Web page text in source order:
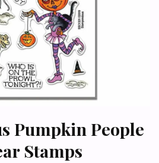
Pumpkin People
Stamps